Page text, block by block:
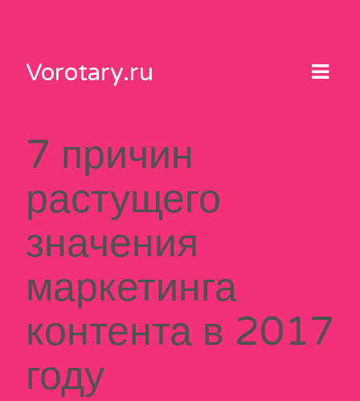
contentVorotary.ru
7 причин
растущего
значения
маркетинга
контента в 2017
году